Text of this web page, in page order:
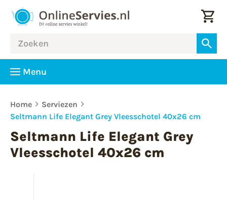
Menu
Home
Serviezen
Seltmann Life Elegant Grey Vleesschotel 40x26 cm
Seltmann Life Elegant Grey
Vleesschotel 40x26 cm